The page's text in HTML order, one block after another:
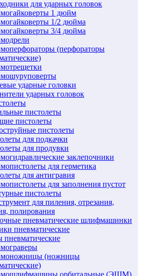
для ударных головок
1 дюйм
1/2 дюйма
3/4 дюйма
(перфораторы
ударные головки
ударных головок
пистолеты
пистолеты
пистолеты
для подкачки
для продувки
заклепочники
для герметика
для антигравия
для заполнения пустот
пистолеты
для пиления, отрезания,
полирования
пневматические шлифмашинки
пневматические
(ножницы
орбитальные (ЭШМ)